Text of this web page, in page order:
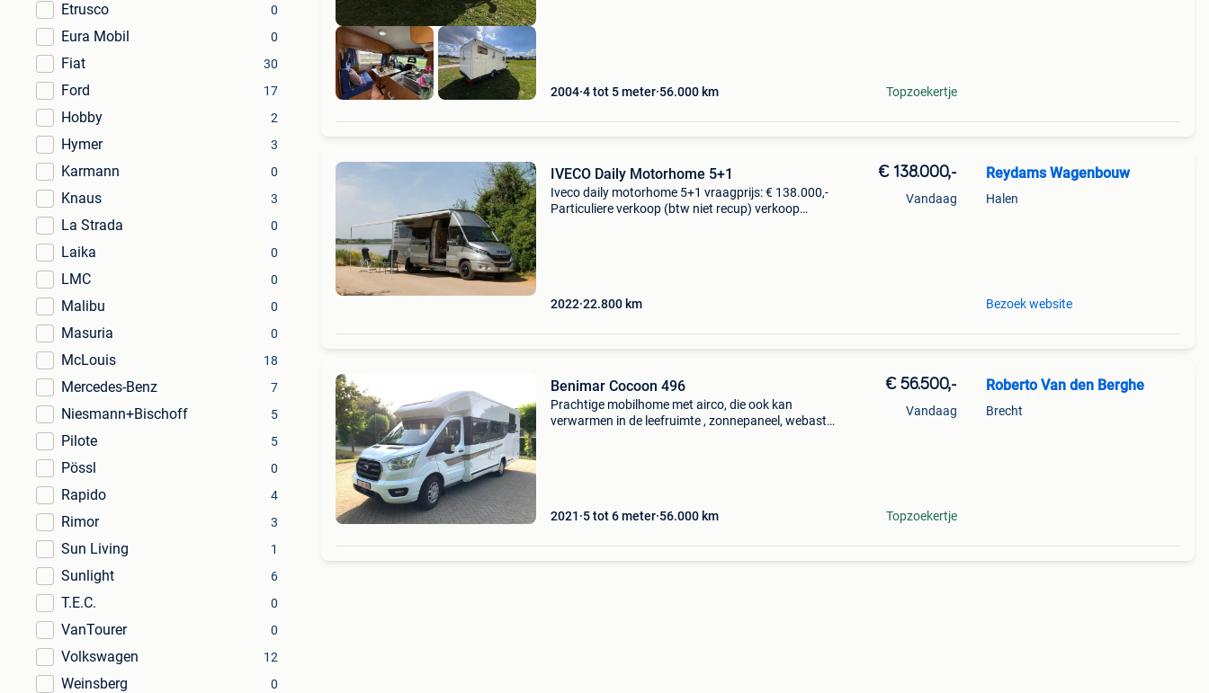
Etrusco 0
Eura Mobil 0
Fiat 30
Ford 17
Hobby 2
Hymer 3
Karmann 0
Knaus 3
La Strada 0
Laika 0
LMC 0
Malibu 0
Masuria 0
McLouis 18
Mercedes-Benz 7
Niesmann+Bischoff 5
Pilote 5
Pössl 0
Rapido 4
Rimor 3
Sun Living 1
Sunlight 6
T.E.C. 0
VanTourer 0
Volkswagen 12
Weinsberg 0
2004 4 tot 5 meter 56.000 km Topzoekertje
IVECO Daily Motorhome 5+1
Iveco daily motorhome 5+1 vraagprijs: € 138.000,-
Particuliere verkoop (btw niet recup) verkoop
2022 22.800 km
€ 138.000,-
Vandaag
Reydams Wagenbouw
Halen
Bezoek website
Benimar Cocoon 496
Prachtige mobilhome met airco, die ook kan
verwarmen in de leefruimte , zonnepaneel, webasto
2021 5 tot 6 meter 56.000 km
€ 56.500,-
Vandaag
Topzoekertje
Roberto Van den Berghe
Brecht